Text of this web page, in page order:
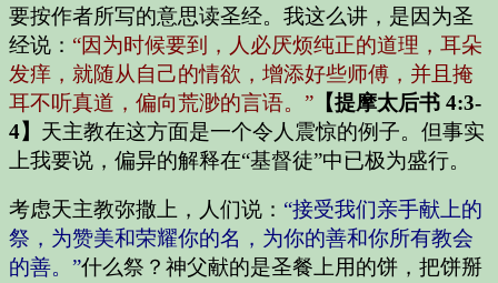
要按作者所写的意思读圣经。我这么讲，是因为圣
经说： “因为时候要到，人必厌烦纯正的道理，耳朵
发痒，就随从自己的情欲，增添好些师傅，并且掩
耳不听真道，偏向荒渺的言语。” 【提摩太后书 4:3-
4】 天主教在这方面是一个令人震惊的例子。但事实
上我要说，偏异的解释在“基督徒”中已极为盛行。
考虑天主教弥撒上，人们说： “接受我们亲手献上的
祭，为赞美和荣耀你的名，为你的善和你所有教会
的善。”什么祭？神父献的是圣餐上用的饼，把饼掰